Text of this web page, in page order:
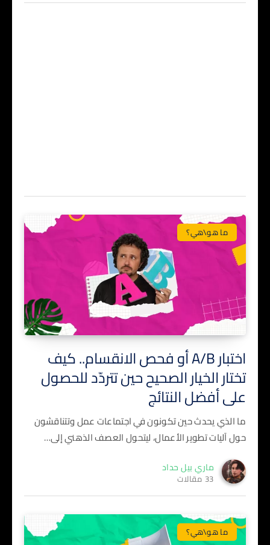
ما هو\هي؟
اختبار A/B أو فحص الانقسام.. كيف
تختار الخيار الصحيح حين تتردّد للحصول
على أفضل النتائج
ما الذي يحدث حين تكونون في اجتماعات عمل وتتناقشون
حول آليات تطوير الأعمال، ليتحول العصف الذهني إلى…
ماري بيل حداد
33 مقالات
ما هو\هي؟